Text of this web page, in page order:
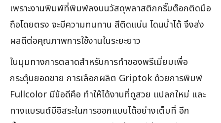
เพราะงานพิมพ์ที่พิมพ์ลงบนวัสดุพลาสติกกริ๊บต๊อกติดมือ
ถือโดยตรง จะมีความทนทาน สีติดแน่น โดนน้ำได้ จึงส่ง
ผลดีต่อคุณภาพการใช้งานในระยะยาว
ในมุมทางการตลาดสำหรับการทำของพรีเมี่ยมเพื่อ
กระตุ้นยอดขาย การเลือกผลิต Griptok ด้วยการพิมพ์
Fullcolor มีข้อดีคือ ทำให้ได้งานที่ดูสวย แปลกใหม่ และ
ทางแบรนด์มีอิสระในการออกแบบได้อย่างเต็มที่ อีก